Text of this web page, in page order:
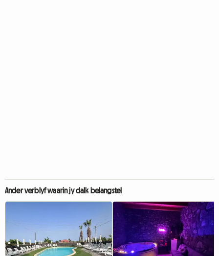
Ander verblyf waarin jy dalk belangstel